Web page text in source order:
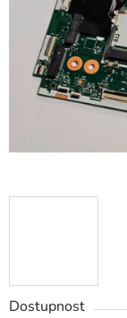
Dostupnost
hvězdiček.